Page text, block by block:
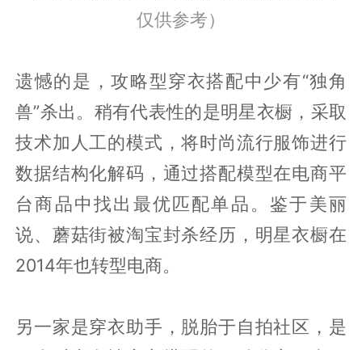
仅供参考）
遗憾的是，攻略型穿衣搭配中少有“独角
兽”杀出。稍有代表性的是明星衣橱，采取
技术加人工的模式，将时尚流行服饰进行
数据结构化解码，通过搭配模型在电商平
台商品中找出最优匹配单品。鉴于美丽
说、蘑菇街被淘宝封杀经历，明星衣橱在
2014年也转型电商。
另一家是穿衣助手，脱胎于自拍社区，是